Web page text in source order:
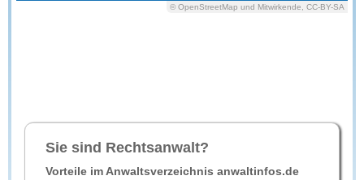
© OpenStreetMap und Mitwirkende, CC-BY-SA
Sie sind Rechtsanwalt?
Vorteile im Anwaltsverzeichnis anwaltinfos.de